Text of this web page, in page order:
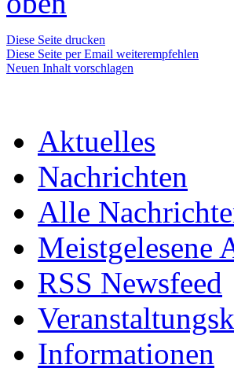
Diese Seite drucken
Diese Seite per Email weiterempfehlen
Neuen Inhalt vorschlagen
Aktuelles
Nachrichten
Alle
Meistgelesene
RSS Newsfeed
Informationen